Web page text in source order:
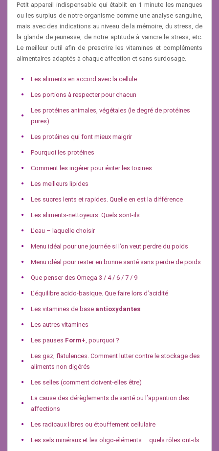
Petit appareil indispensable qui établit en 1 minute les manques
ou les surplus de notre organisme comme une analyse sanguine,
mais avec des indications au niveau de la mémoire, du stress, de
la glande de jeunesse, de notre aptitude à vaincre le stress, etc.
Le meilleur outil afin de prescrire les vitamines et compléments
alimentaires adaptés à chaque affection et sans surdosage.
Les aliments en accord avec la cellule
Les portions à respecter pour chacun
Les protéines animales, végétales (le degré de protéines
pures)
Les protéines qui font mieux maigrir
Pourquoi les protéines
Comment les ingérer pour éviter les toxines
Les meilleurs lipides
Les sucres lents et rapides. Quelle en est la différence
Les aliments-nettoyeurs. Quels sont-ils
L’eau – laquelle choisir
Menu idéal pour une journée si l’on veut perdre du poids
Menu idéal pour rester en bonne santé sans perdre de poids
Que penser des Omega 3 / 4 / 6 / 7 / 9
L’équilibre acido-basique. Que faire lors d’acidité
Les vitamines de base antioxydantes
Les autres vitamines
Les pauses Form+ , pourquoi ?
Les gaz, flatulences. Comment lutter contre le stockage des
aliments non digérés
Les selles (comment doivent-elles être)
La cause des dérèglements de santé ou l’apparition des
affections
Les radicaux libres ou étouffement cellulaire
Les sels minéraux et les oligo-éléments – quels rôles ont-ils